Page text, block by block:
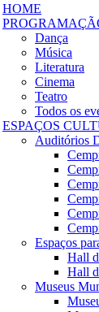
HOME
Dança
Música
Literatura
Cinema
Teatro
Todos os
ESPAÇOS
Auditórios
Espaços
Hall
Hall
Museus